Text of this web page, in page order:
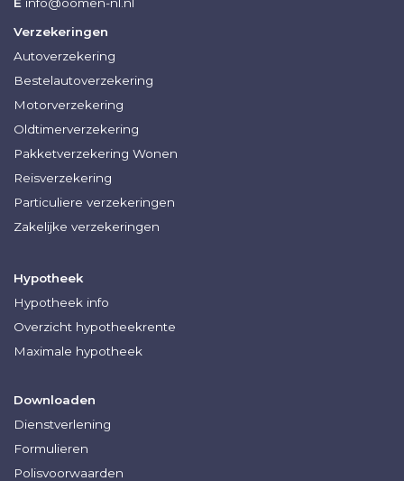
Verzekeringen
Autoverzekering
Bestelautoverzekering
Motorverzekering
Oldtimerverzekering
Pakketverzekering Wonen
Reisverzekering
Particuliere verzekeringen
Zakelijke verzekeringen
Hypotheek
Hypotheek info
Overzicht hypotheekrente
Maximale hypotheek
Downloaden
Dienstverlening
Formulieren
Polisvoorwaarden